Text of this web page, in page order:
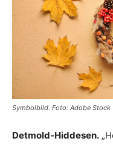
Symbolbild. Foto: Adobe Stock
Detmold-Hiddesen.